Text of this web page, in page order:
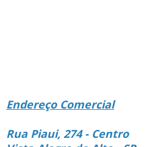
Endereço Comercial
Rua Piaui, 274 - Centro